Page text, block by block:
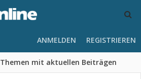
Themen mit aktuellen Beiträgen
ANMELDEN REGISTRIEREN